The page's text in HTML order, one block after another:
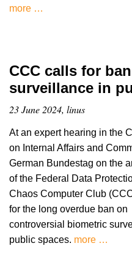
more …
CCC calls for
surveillance in
23 June 2024, linus
At an expert hearing in the
on Internal Affairs and
German Bundestag on the
of the Federal Data
Chaos Computer Club
for the long overdue ban on
controversial biometric
public spaces. more …